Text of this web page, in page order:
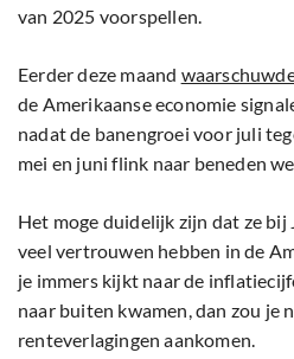
van 2025 voorspellen.
Eerder deze maand
de Amerikaanse economie
nadat de banengroei voor juli
mei en juni flink naar beneden
Het moge duidelijk zijn dat ze
veel vertrouwen hebben in de
je immers kijkt naar de
naar buiten kwamen, dan zou je
renteverlagingen aankomen.